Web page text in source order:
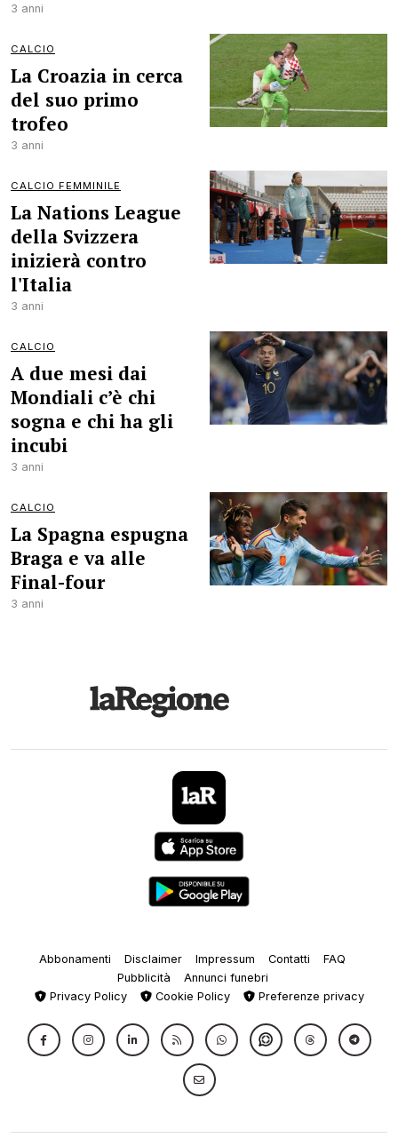
3 anni
CALCIO
La Croazia in cerca
del suo primo
trofeo
3 anni
CALCIO FEMMINILE
La Nations League
della Svizzera
inizierà contro
l'Italia
3 anni
CALCIO
A due mesi dai
Mondiali c’è chi
sogna e chi ha gli
incubi
3 anni
CALCIO
La Spagna espugna
Braga e va alle
Final-four
3 anni
Abbonamenti Disclaimer Impressum Contatti
FAQ
Pubblicità
Annunci funebri
Privacy Policy
Cookie Policy Preferenze privacy